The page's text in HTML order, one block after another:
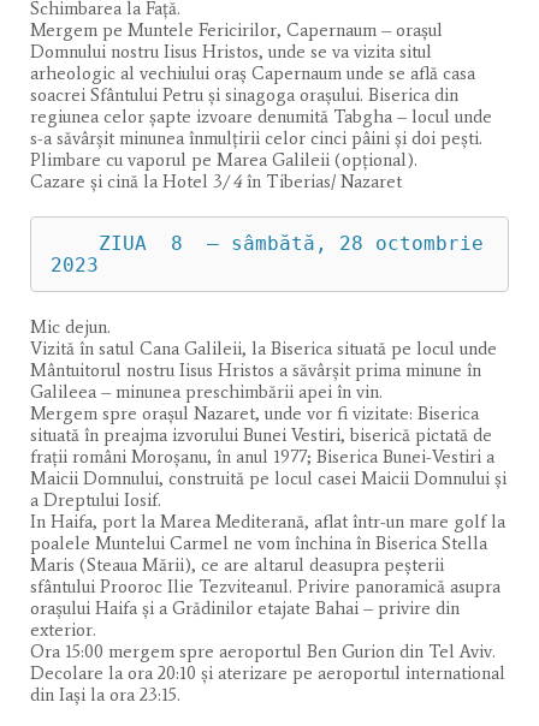
Schimbarea la Faţă.
Mergem pe Muntele Fericirilor, Capernaum – oraşul
Domnului nostru Iisus Hristos, unde se va vizita situl
arheologic al vechiului oraş Capernaum unde se află casa
soacrei Sfântului Petru şi sinagoga oraşului. Biserica din
regiunea celor şapte izvoare denumită Tabgha – locul unde
s-a săvârşit minunea înmulţirii celor cinci pâini şi doi peşti.
Plimbare cu vaporul pe Marea Galileii (opţional).
Cazare şi cină la Hotel 3/ 4 în Tiberias/ Nazaret
2023
Mic dejun.
Vizită în satul Cana Galileii, la Biserica situată pe locul unde
Mântuitorul nostru Iisus Hristos a săvârșit prima minune în
Galileea – minunea preschimbării apei în vin.
Mergem spre oraşul Nazaret, unde vor fi vizitate: Biserica
situată în preajma izvorului Bunei Vestiri, biserică pictată de
fraţii români Moroşanu, în anul 1977; Biserica Bunei-Vestiri a
Maicii Domnului, construită pe locul casei Maicii Domnului şi
a Dreptului Iosif.
In Haifa, port la Marea Mediterană, aflat într-un mare golf la
poalele Muntelui Carmel ne vom închina în Biserica Stella
Maris (Steaua Mării), ce are altarul deasupra peşterii
sfântului Prooroc Ilie Tezviteanul. Privire panoramică asupra
orașului Haifa și a Grădinilor etajate Bahai – privire din
exterior.
Ora 15:00 mergem spre aeroportul Ben Gurion din Tel Aviv.
Decolare la ora 20:10 și aterizare pe aeroportul international
din Iași la ora 23:15.